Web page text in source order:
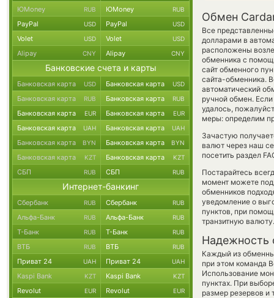
Обмен
Все
долларами в
расположены
обменника с
сайт обменного
сайта-обменника.
автоматический
ручной обмен.
удалось,
меры: определим
Зачастую
валют через наш
посетить раздел
Постарайтесь
момент можете
обменников
уведомление о
пунктов, при
транзитную валюту.
Надежность
Каждый из
при этом команда
Использование
пунктах. При
размер резервов и
ЮMoney RUB ЮMoney RUB
PayPal USD PayPal USD
Volet USD Volet USD
Alipay CNY Alipay CNY
Банковские счета и карты
Банковская карта USD Банковская карта USD
Банковская карта RUB Банковская карта RUB
Банковская карта EUR Банковская карта EUR
Банковская карта UAH Банковская карта UAH
Банковская карта BYN Банковская карта BYN
Банковская карта KZT Банковская карта KZT
СБП RUB СБП RUB
Интернет-банкинг
Сбербанк RUB Сбербанк RUB
Альфа-Банк RUB Альфа-Банк RUB
Т-Банк RUB Т-Банк RUB
ВТБ RUB ВТБ RUB
Приват 24 UAH Приват 24 UAH
Kaspi Bank KZT Kaspi Bank KZT
Revolut EUR Revolut EUR